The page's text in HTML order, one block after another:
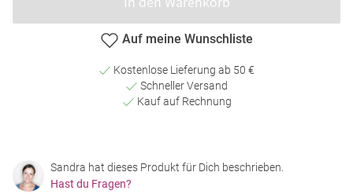
Auf meine Wunschliste
Kostenlose Lieferung ab 50 €
Schneller Versand
Kauf auf Rechnung
Sandra hat dieses Produkt für Dich beschrieben.
Hast du Fragen?